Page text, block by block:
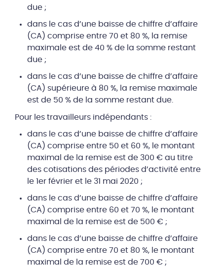
due ;
dans le cas d’une baisse de chiffre d’affaire
(CA) comprise entre 70 et 80 %, la remise
maximale est de 40 % de la somme restant
due ;
dans le cas d’une baisse de chiffre d’affaire
(CA) supérieure à 80 %, la remise maximale
est de 50 % de la somme restant due.
Pour les travailleurs indépendants :
dans le cas d’une baisse de chiffre d’affaire
(CA) comprise entre 50 et 60 %, le montant
maximal de la remise est de 300 € au titre
des cotisations des périodes d’activité entre
le 1er février et le 31 mai 2020 ;
dans le cas d’une baisse de chiffre d’affaire
(CA) comprise entre 60 et 70 %, le montant
maximal de la remise est de 500 € ;
dans le cas d’une baisse de chiffre d’affaire
(CA) comprise entre 70 et 80 %, le montant
maximal de la remise est de 700 € ;